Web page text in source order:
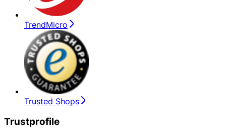
TrendMicro
Trusted Shops
Trustprofile